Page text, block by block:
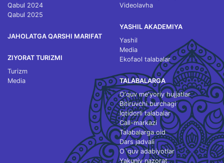
Qabul 2024
Qabul 2025
JAHOLATGA QARSHI MARIFAT
ZIYORAT TURIZMI
Turizm
Media
Videolavha
YASHIL AKADEMIYA
Yashil
Media
Ekofaol talabalar
TALABALARGA
O‘quv me'yoriy hujjatlar
Bitiruvchi burchagi
Iqtidorli talabalar
Call-markazi
Talabalarga oid
Dars jadvali
O`quv adabiyotlar
Yakuniy nazorat